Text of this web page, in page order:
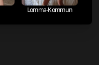
Lomma-Kommun